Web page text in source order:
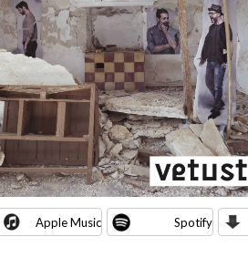
Apple Music Spotify